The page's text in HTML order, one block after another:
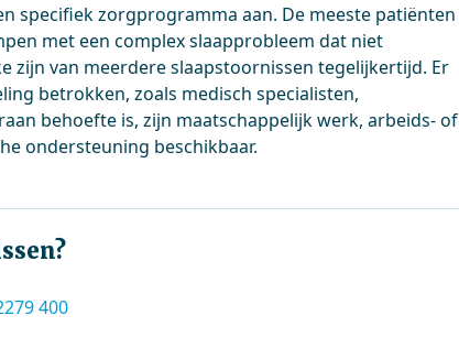
specifiek zorgprogramma aan. De meeste patiënten
met een complex slaapprobleem dat niet
zijn van meerdere slaapstoornissen tegelijkertijd. Er
betrokken, zoals medisch specialisten,
behoefte is, zijn maatschappelijk werk, arbeids- of
ondersteuning beschikbaar.
400